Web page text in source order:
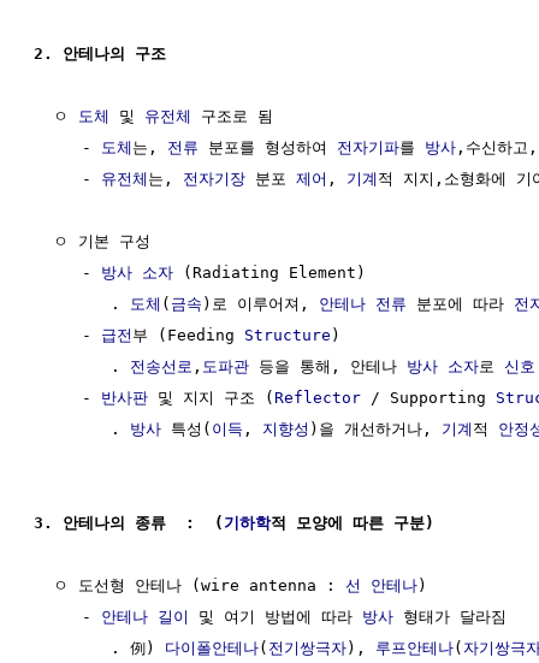
2. 안테나의 구조
  ㅇ
도체 및 유전체
구조로 됨
     -
도체 는, 전류 분포를 형성하여 전자기파를 방사 ,수신하고,
     -
유전체 는, 전자기장 분포 제어 , 기계 적 지지,소형화에 기
  ㅇ 기본 구성
     -
방사 소자 (Radiating Element)
        .
도체 ( 금속 )로 이루어져, 안테나 전류 분포에 따라 전
     -
급전 부 (Feeding Structure )
        .
전송선로 , 도파관 등을 통해, 안테나 방사 소자로 신
     -
반사판 및 지지 구조 (Reflector / Supporting
        .
방사 특성( 이득 , 지향성 )을 개선하거나, 기계 적 안정
3. 안테나의 종류  :  ( 기하학적 모양에 따른 구분)
  ㅇ 도선형 안테나 (wire antenna :
선 안테나)
     -
안테나 길이 및 여기 방법에 따라 방사 형태가 달라짐
        . 例)
다이폴안테나( 전기쌍극자), 루프안테나(자기쌍극